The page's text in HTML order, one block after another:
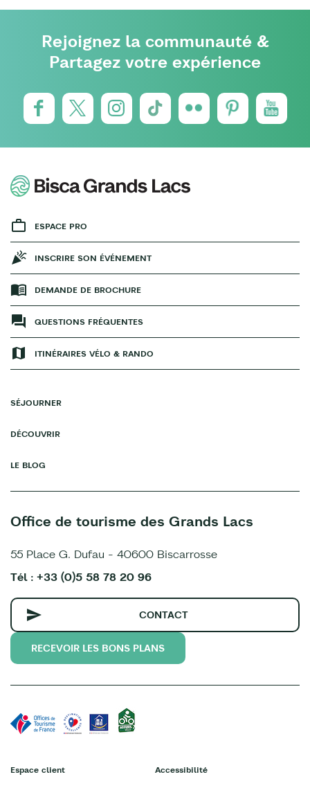
Rejoignez la communauté &
Partagez votre expérience
ESPACE PRO
INSCRIRE SON ÉVÉNEMENT
DEMANDE DE BROCHURE
QUESTIONS FRÉQUENTES
ITINÉRAIRES VÉLO & RANDO
SÉJOURNER
DÉCOUVRIR
LE BLOG
Office de tourisme des Grands Lacs
55 Place G. Dufau - 40600 Biscarrosse
Tél : +33 (0)5 58 78 20 96
CONTACT
RECEVOIR LES BONS PLANS
Espace client Accessibilité